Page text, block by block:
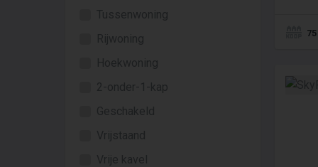
Tussenwoning
Rijwoning
Hoekwoning
2-onder-1-kap
Geschakeld
Vrijstaand
Vrije kavel
75